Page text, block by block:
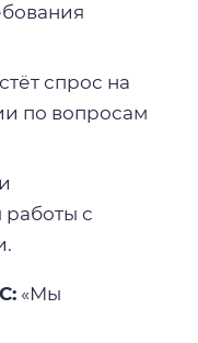
спрос на
по вопросам
работы с
«Мы